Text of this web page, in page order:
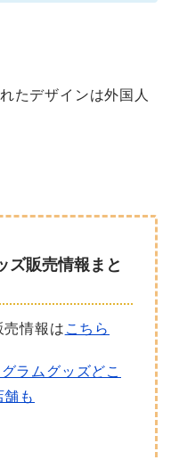
たデザインは外国人
ズ販売情報まと
売情報は こちら
ラムグッズどこ
も